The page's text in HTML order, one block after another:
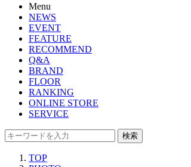
Menu
NEWS
EVENT
FEATURE
RECOMMEND
Q&A
BRAND
FLOOR
RANKING
ONLINE STORE
SERVICE
検索
TOP